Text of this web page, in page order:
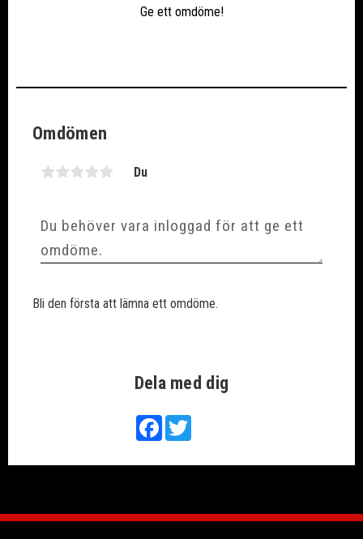
Ge ett omdöme!
Dela med dig
FacebookTwitter
Omdömen
Du
Bli den första att lämna ett omdöme.